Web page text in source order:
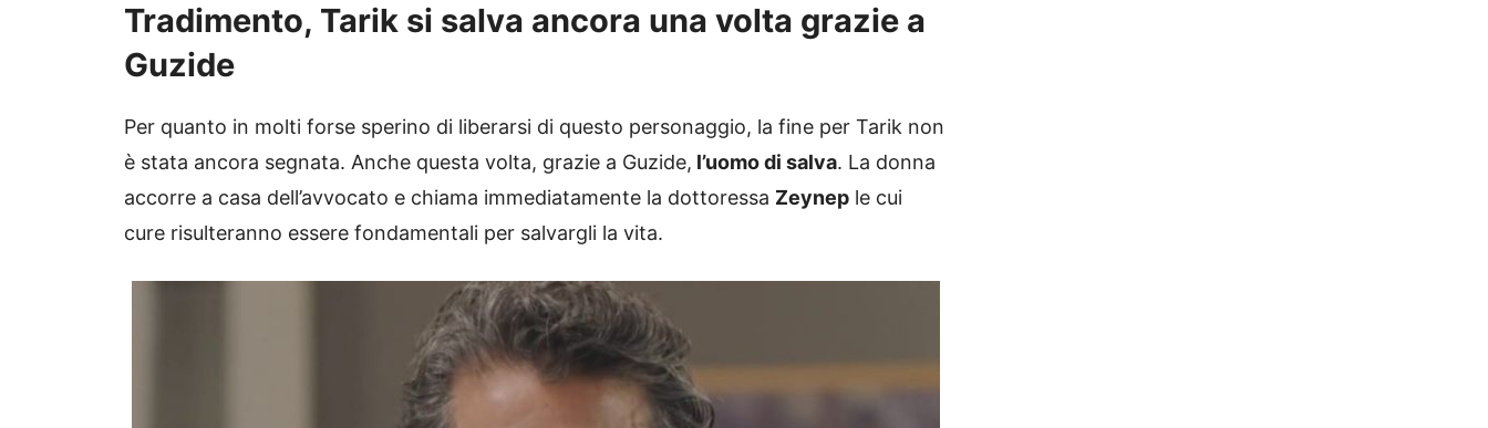
Tradimento, Tarik si salva ancora una volta grazie a
Guzide
Per quanto in molti forse sperino di liberarsi di questo personaggio, la fine per Tarik non
è stata ancora segnata. Anche questa volta, grazie a Guzide, l’uomo di salva. La donna
accorre a casa dell’avvocato e chiama immediatamente la dottoressa Zeynep le cui
cure risulteranno essere fondamentali per salvargli la vita.